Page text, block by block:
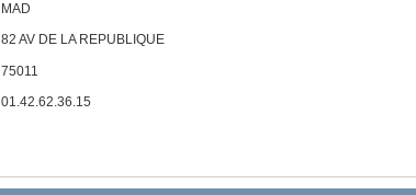
MAD
82 AV DE LA REPUBLIQUE
75011
01.42.62.36.15